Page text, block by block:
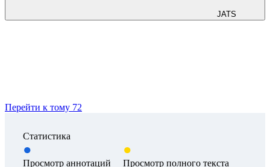
JATS
Перейти к тому 72
Статистика
Просмотр аннотаций
Просмотр полного текста